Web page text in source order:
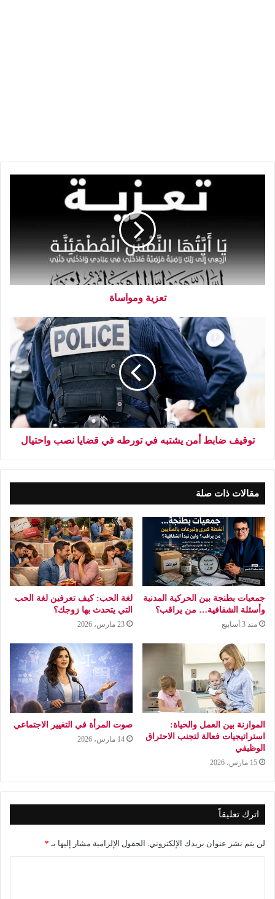
تعزية ومواساة
توقيف ضابط أمن يشتبه في تورطه في قضايا نصب واحتيال
مقالات ذات صلة
جمعيات بطنجة بين الحركية المدنية
وأسئلة الشفافية… من يراقب؟
منذ 3 أسابيع
لغة الحب: كيف تعرفين لغة الحب
التي يتحدث بها زوجك؟
23 مارس، 2026
الموازنة بين العمل والحياة:
استراتيجيات فعالة لتجنب الاحتراق
الوظيفي
15 مارس، 2026
صوت المرأة في التغيير الاجتماعي
14 مارس، 2026
اترك تعليقاً
لن يتم نشر عنوان بريدك الإلكتروني. الحقول الإلزامية مشار إليها بـ *